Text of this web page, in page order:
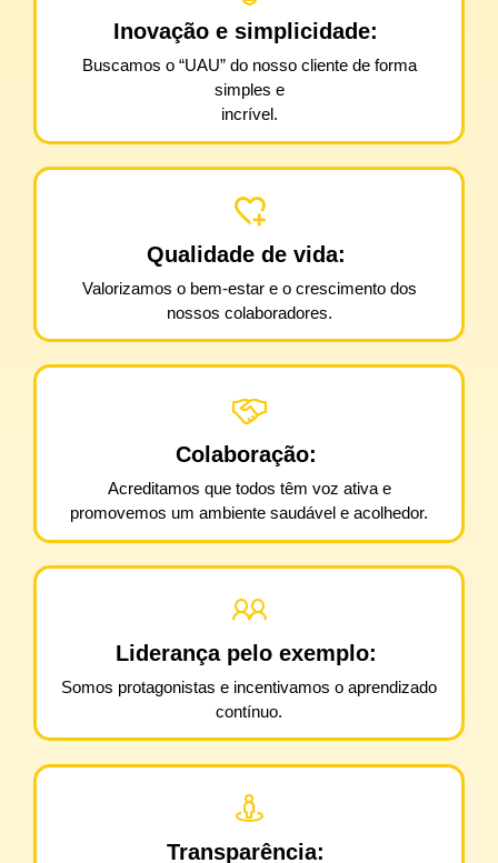
Inovação e simplicidade:
Buscamos o “UAU” do nosso cliente de forma
simples e
incrível.
Qualidade de vida:
Valorizamos o bem-estar e o crescimento dos
nossos colaboradores.
Colaboração:
Acreditamos que todos têm voz ativa e
promovemos um ambiente saudável e acolhedor.
Liderança pelo exemplo:
Somos protagonistas e incentivamos o aprendizado
contínuo.
Transparência: